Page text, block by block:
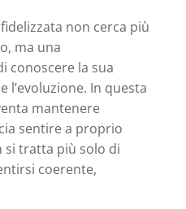
non cerca più
ma una
conoscere la sua
l’evoluzione. In questa
mantenere
sentire a proprio
si tratta più solo di
coerente,